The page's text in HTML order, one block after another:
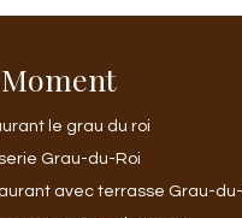
le grau du roi
Grau-du-Roi
avec terrasse Grau-